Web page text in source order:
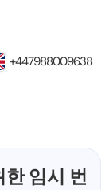
+447988009638
임시 번